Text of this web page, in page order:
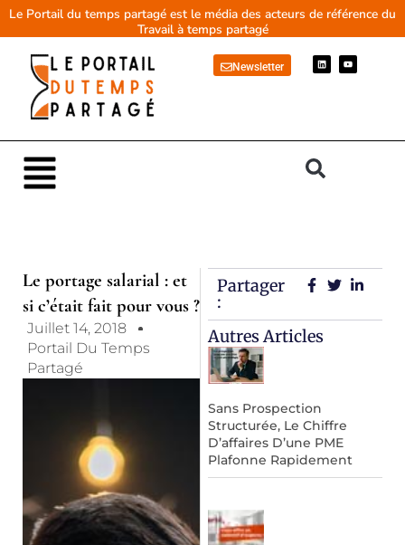
AllerLe Portail du temps partagé est le média des acteurs de référence du
Travail à temps partagé
Newsletter
L
i
n
Y
o
u
Main
Menu
Le portage salarial : et
si c’était fait pour vous ?
Juillet 14, 2018
Portail Du Temps
Partagé
Partager
:
Autres Articles
Sans Prospection
Structurée, Le Chiffre
D’affaires D’une PME
Plafonne Rapidement